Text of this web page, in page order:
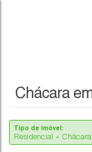
Chácara
Tipo de Imóvel: